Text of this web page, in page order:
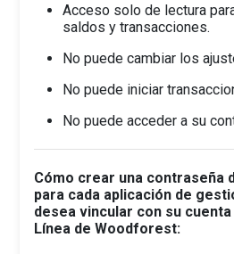
Acceso solo de lectura
saldos y transacciones.
No puede cambiar los
No puede iniciar
No puede acceder a su
Cómo crear una contraseña
para cada aplicación de
desea vincular con su cuenta
Línea de Woodforest: